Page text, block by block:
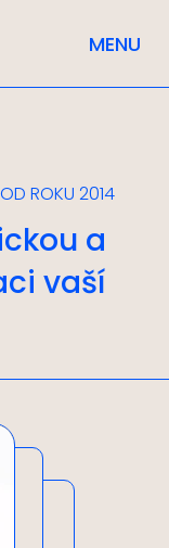
ROKU 2014
a
vaší